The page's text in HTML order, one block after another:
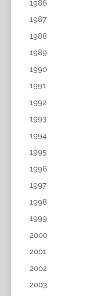
1986
1987
1988
1989
1990
1991
1992
1993
1994
1995
1996
1997
1998
1999
2000
2001
2002
2003